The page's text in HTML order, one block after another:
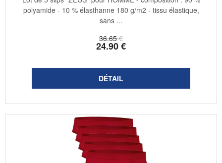
36.65 €
24.90€
polyamide - 10 % élasthanne 180 g/m2 - tissu élastique,
sans ...